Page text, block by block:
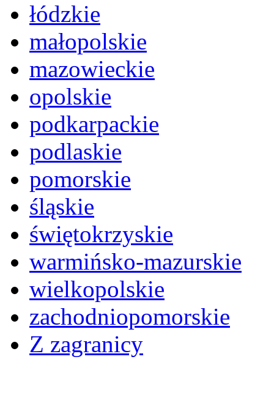
łódzkie
małopolskie
mazowieckie
opolskie
podkarpackie
podlaskie
pomorskie
śląskie
świętokrzyskie
warmińsko-mazurskie
wielkopolskie
zachodniopomorskie
Z zagranicy